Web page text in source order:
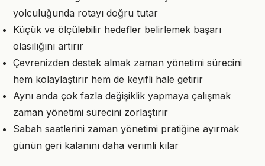
yolculuğunda rotayı doğru tutar
Küçük ve ölçülebilir hedefler belirlemek başarı
olasılığını artırır
Çevrenizden destek almak zaman yönetimi sürecini
hem kolaylaştırır hem de keyifli hale getirir
Aynı anda çok fazla değişiklik yapmaya çalışmak
zaman yönetimi sürecini zorlaştırır
Sabah saatlerini zaman yönetimi pratiğine ayırmak
günün geri kalanını daha verimli kılar